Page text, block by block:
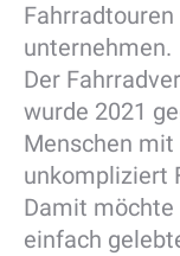
unternehmen.
Der
wurde 2021
Menschen
unkompliziert
Damit möchte
einfach